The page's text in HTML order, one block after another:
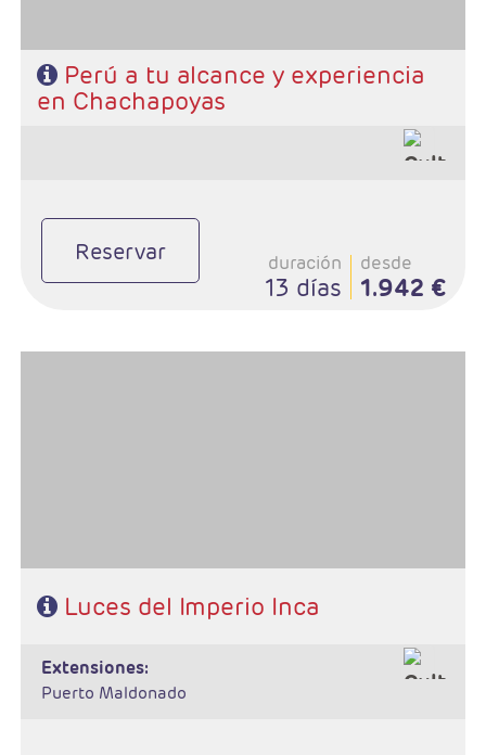
Perú a tu alcance y experiencia
en Chachapoyas
Reservar duración
13 días
desde
1.942 €
Luces del Imperio Inca
extensiones:
Puerto Maldonado